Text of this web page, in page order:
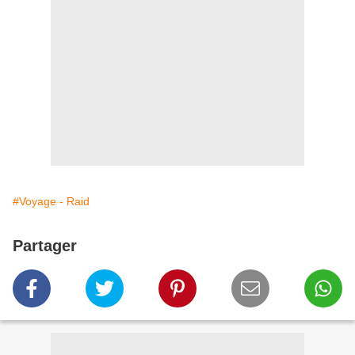
#Voyage - Raid
Partager